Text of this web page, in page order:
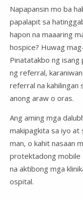
Napapansin mo ba
papalapit sa
hapon na maaaring
hospice? Huwag
Pinatatakbo ng
ng referral,
referral na kahilingan
anong araw o oras.
Ang aming mga
makipagkita sa iyo at
man, o kahit nasaan
protektadong mobile
na aktibong mga
ospital.